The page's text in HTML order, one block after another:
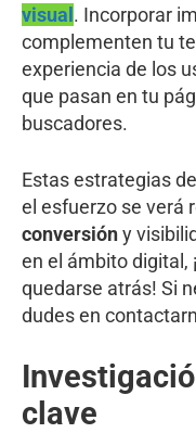
visual. Incorporar
complementen tu
experiencia de los
que pasan en tu
buscadores.
Estas estrategias de
el esfuerzo se verá
conversióny
en el ámbito digital,
quedarse atrás! Si
dudes en
clave